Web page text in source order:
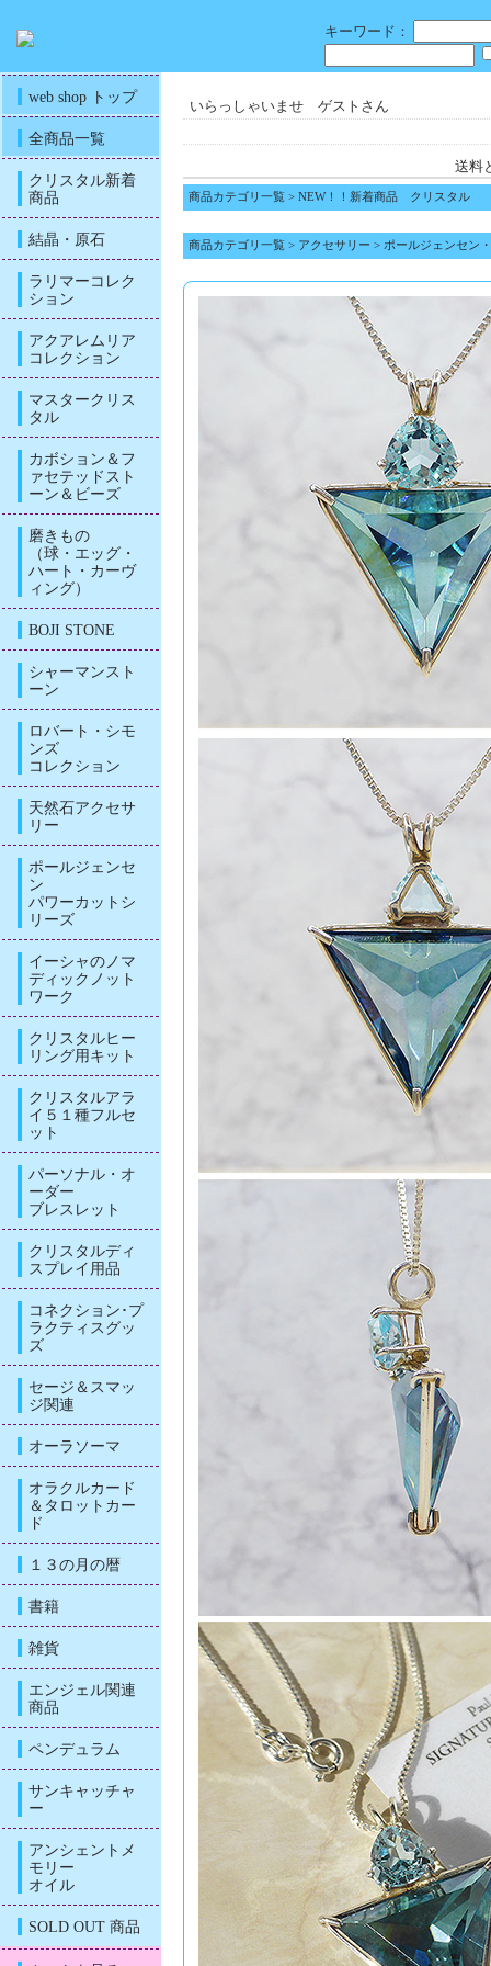
キーワード：
web shop トップ
全商品一覧
クリスタル新着
商品
結晶・原石
ラリマーコレク
ション
アクアレムリア
コレクション
マスタークリス
タル
カボション＆フ
ァセテッドスト
ーン＆ビーズ
磨きもの
（球・エッグ・
ハート・カーヴ
ィング）
BOJI STONE
シャーマンスト
ーン
ロバート・シモ
ンズ
コレクション
天然石アクセサ
リー
ポールジェンセ
ン
パワーカットシ
リーズ
イーシャのノマ
ディックノット
ワーク
クリスタルヒー
リング用キット
クリスタルアラ
イ５１種フルセ
ット
パーソナル・オ
ーダー
ブレスレット
クリスタルディ
スプレイ用品
コネクション･プ
ラクティスグッ
ズ
セージ＆スマッ
ジ関連
オーラソーマ
オラクルカード
＆タロットカー
ド
１３の月の暦
書籍
雑貨
エンジェル関連
商品
ペンデュラム
サンキャッチャ
ー
アンシェントメ
モリー
オイル
SOLD OUT 商品
いらっしゃいませ ゲストさん
送料
商品カテゴリ一覧 > NEW！！新着商品 クリスタル
商品カテゴリ一覧 > アクセサリー > ポールジェンセン